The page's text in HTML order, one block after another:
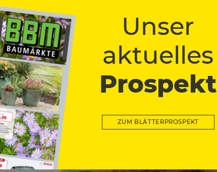
Unser
aktuelles
Prospekt
ZUM BLÄTTERPROSPEKT